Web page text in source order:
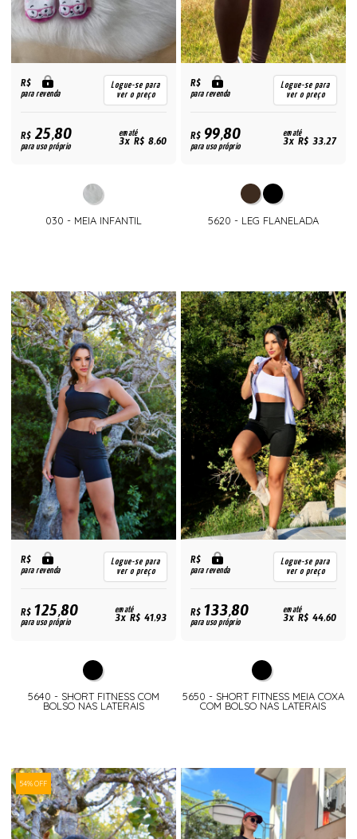
R$
para revenda
Logue-se para
ver o preço
R$25,80
para uso próprio
em até
3x R$ 8,60
030 - MEIA INFANTIL
R$
para revenda
Logue-se para
ver o preço
R$99,80
para uso próprio
em até
3x R$ 33,27
5620 - LEG FLANELADA
R$
para revenda
Logue-se para
ver o preço
R$125,80
para uso próprio
em até
3x R$ 41,93
5640 - SHORT FITNESS COM
BOLSO NAS LATERAIS
R$
para revenda
Logue-se para
ver o preço
R$133,80
para uso próprio
em até
3x R$ 44,60
5650 - SHORT FITNESS MEIA COXA
COM BOLSO NAS LATERAIS
54% OFF